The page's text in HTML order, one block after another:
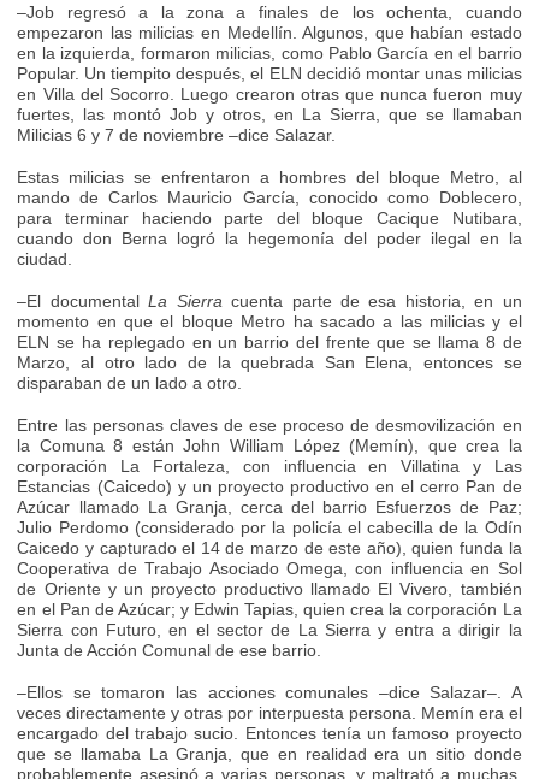
–Job regresó a la zona a finales de los ochenta, cuando
empezaron las milicias en Medellín. Algunos, que habían estado
en la izquierda, formaron milicias, como Pablo García en el barrio
Popular. Un tiempito después, el ELN decidió montar unas milicias
en Villa del Socorro. Luego crearon otras que nunca fueron muy
fuertes, las montó Job y otros, en La Sierra, que se llamaban
Milicias 6 y 7 de noviembre –dice Salazar.
Estas milicias se enfrentaron a hombres del bloque Metro, al
mando de Carlos Mauricio García, conocido como Doblecero,
para terminar haciendo parte del bloque Cacique Nutibara,
cuando don Berna logró la hegemonía del poder ilegal en la
ciudad.
–El documentalLa Sierra cuenta parte de esa historia, en un
momento en que el bloque Metro ha sacado a las milicias y el
ELN se ha replegado en un barrio del frente que se llama 8 de
Marzo, al otro lado de la quebrada San Elena, entonces se
disparaban de un lado a otro.
Entre las personas claves de ese proceso de desmovilización en
la Comuna 8 están John William López (Memín), que crea la
corporación La Fortaleza, con influencia en Villatina y Las
Estancias (Caicedo) y un proyecto productivo en el cerro Pan de
Azúcar llamado La Granja, cerca del barrio Esfuerzos de Paz;
Julio Perdomo (considerado por la policía el cabecilla de la Odín
Caicedo y capturado el 14 de marzo de este año), quien funda la
Cooperativa de Trabajo Asociado Omega, con influencia en Sol
de Oriente y un proyecto productivo llamado El Vivero, también
en el Pan de Azúcar; y Edwin Tapias, quien crea la corporación La
Sierra con Futuro, en el sector de La Sierra y entra a dirigir la
Junta de Acción Comunal de ese barrio.
–Ellos se tomaron las acciones comunales –dice Salazar–. A
veces directamente y otras por interpuesta persona. Memín era el
encargado del trabajo sucio. Entonces tenía un famoso proyecto
que se llamaba La Granja, que en realidad era un sitio donde
probablemente asesinó a varias personas, y maltrató a muchas.